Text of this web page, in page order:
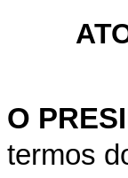
O
termos